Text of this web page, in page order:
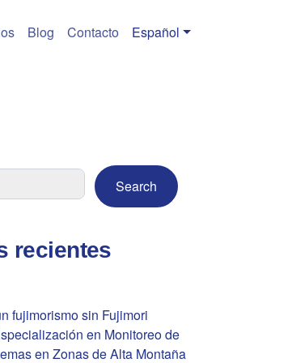
Blog Contacto Español
recientes
fujimorismo sin Fujimori
en Monitoreo de
en Zonas de Alta Montaña